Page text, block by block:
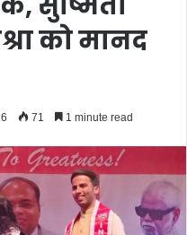
को मानद
71 1 minute read